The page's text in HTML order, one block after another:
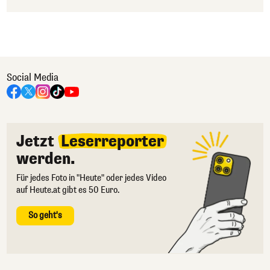
Social Media
Jetzt Leserreporter
werden.
Für jedes Foto in "Heute" oder jedes Video
auf Heute.at gibt es 50 Euro.
So geht's